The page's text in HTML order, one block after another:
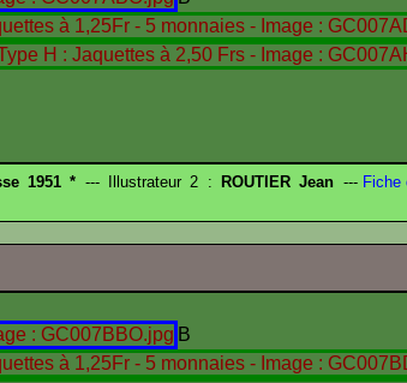
1951 * --- Illustrateur 2 : ROUTIER Jean ---Fiche
B